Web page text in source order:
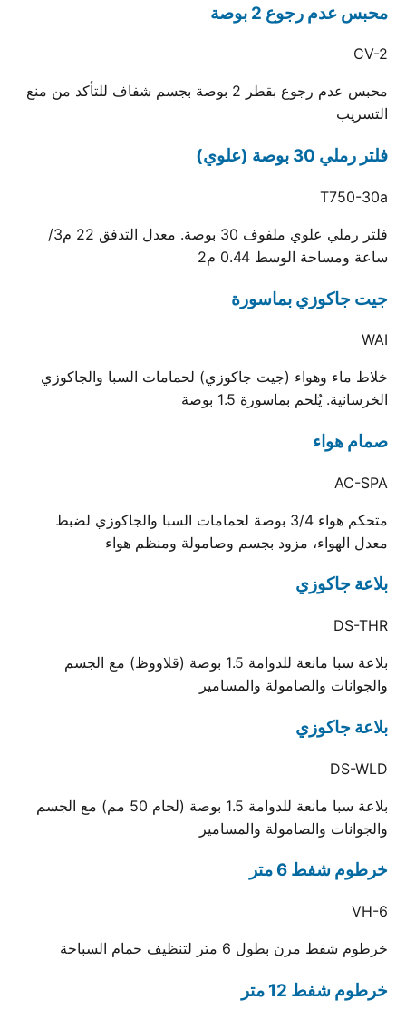
محبس عدم رجوع 2 بوصة
CV-2
محبس عدم رجوع بقطر 2 بوصة بجسم شفاف للتأكد من منع
التسريب
فلتر رملي 30 بوصة (علوي)
T750-30a
فلتر رملي علوي ملفوف 30 بوصة. معدل التدفق 22 م3/
ساعة ومساحة الوسط 0.44 م2
جيت جاكوزي بماسورة
WAI
خلاط ماء وهواء (جيت جاكوزي) لحمامات السبا والجاكوزي
الخرسانية. يُلحم بماسورة 1.5 بوصة
صمام هواء
AC-SPA
متحكم هواء 3/4 بوصة لحمامات السبا والجاكوزي لضبط
معدل الهواء، مزود بجسم وصامولة ومنظم هواء
بلاعة جاكوزي
DS-THR
بلاعة سبا مانعة للدوامة 1.5 بوصة (قلاووظ) مع الجسم
والجوانات والصامولة والمسامير
بلاعة جاكوزي
DS-WLD
بلاعة سبا مانعة للدوامة 1.5 بوصة (لحام 50 مم) مع الجسم
والجوانات والصامولة والمسامير
خرطوم شفط 6 متر
VH-6
خرطوم شفط مرن بطول 6 متر لتنظيف حمام السباحة
خرطوم شفط 12 متر